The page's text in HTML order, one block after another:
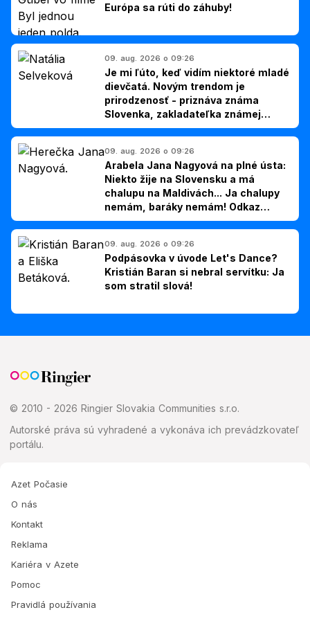
Európa sa rúti do záhuby!
09. aug. 2026 o 09:26
Je mi ľúto, keď vidím niektoré mladé
dievčatá. Novým trendom je
prirodzenosť - priznáva známa
Slovenka, zakladateľka známej
kliniky
09. aug. 2026 o 09:26
Arabela Jana Nagyová na plné ústa:
Niekto žije na Slovensku a má
chalupu na Maldivách... Ja chalupy
nemám, baráky nemám! Odkaz
Slovákom
09. aug. 2026 o 09:26
Podpásovka v úvode Let's Dance?
Kristián Baran si nebral servítku: Ja
som stratil slová!
© 2010 - 2026 Ringier Slovakia Communities s.r.o.
Autorské práva sú vyhradené a vykonáva ich prevádzkovateľ
portálu.
Azet Počasie
O nás
Kontakt
Reklama
Kariéra v Azete
Pomoc
Pravidlá používania